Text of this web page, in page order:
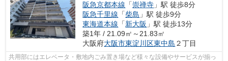
阪急京都本線 「崇禅寺 」駅 徒歩8分
阪急千里線 「柴島 」駅 徒歩9分
東海道本線 「新大阪 」駅 徒歩13分
築1年 / 21.09㎡～21.83㎡
大阪府大阪市東淀川区東中島 ２丁目
共用部にはエレベータ・敷地内ごみ置き場など様々な設備やサービスが揃っ